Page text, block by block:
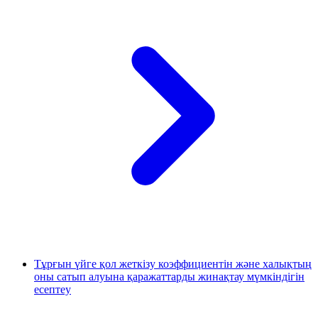
Тұрғын үйге қол жеткізу коэффициентін және халықтың
оны сатып алуына қаражаттарды жинақтау мүмкіндігін
есептеу